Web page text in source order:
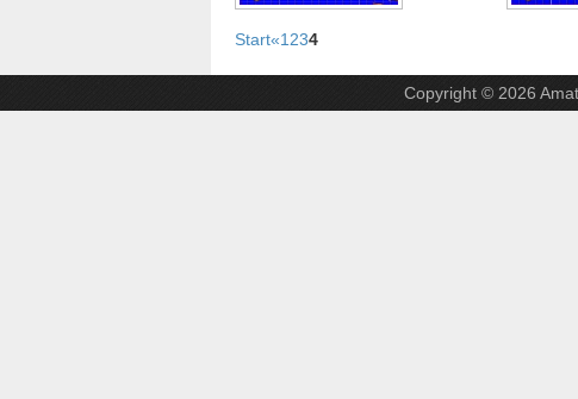
Start«1 234
Copyright © 2026